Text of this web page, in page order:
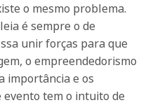
o mesmo problema.
é sempre o de
unir forças para que
o empreendedorismo
importância e os
evento tem o intuito de